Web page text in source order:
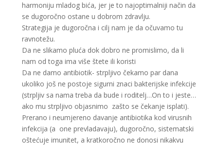
harmoniju mladog bića, jer je to najoptimalniji način da
se dugoročno ostane u dobrom zdravlju.
Strategija je dugoročna i cilj nam je da očuvamo tu
ravnotežu.
Da ne slikamo pluća dok dobro ne promislimo, da li
nam od toga ima više štete ili koristi
Da ne damo antibiotik- strpljivo čekamo par dana
ukoliko još ne postoje sigurni znaci bakterijske infekcije
(strpljiv sa nama treba da bude i roditelj…On to i jeste…
ako mu strpljivo objasnimo zašto se čekanje isplati).
Prerano i neumjereno davanje antibiotika kod virusnih
infekcija (a one prevladavaju), dugoročno, sistematski
oštećuje imunitet, a kratkoročno ne donosi nikakvu